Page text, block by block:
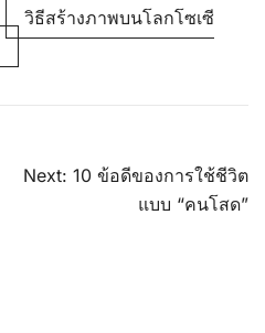
วิธีสร้างภาพบนโลกโซเซี
Next: 10 ข้อดีของการใช้ชีวิต
แบบ “คนโสด”